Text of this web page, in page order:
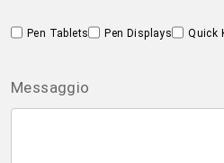
Pen Tablets Pen Displays Quick
Messaggio